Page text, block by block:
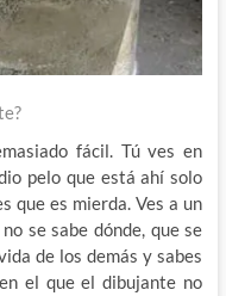
fácil. Tú ves en
pelo que está ahí solo
que es mierda. Ves a un
se sabe dónde, que se
de los demás y sabes
el que el dibujante no